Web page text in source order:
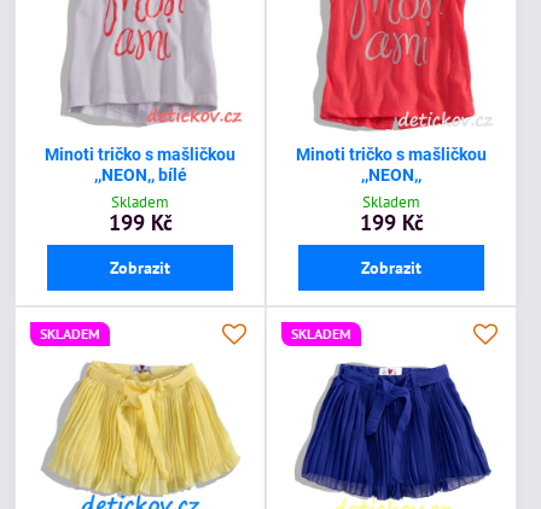
Minoti tričko s mašličkou
,,NEON,, bílé
Skladem
199 Kč
Zobrazit
Minoti tričko s mašličkou
,,NEON,,
Skladem
199 Kč
Zobrazit
SKLADEM SKLADEM